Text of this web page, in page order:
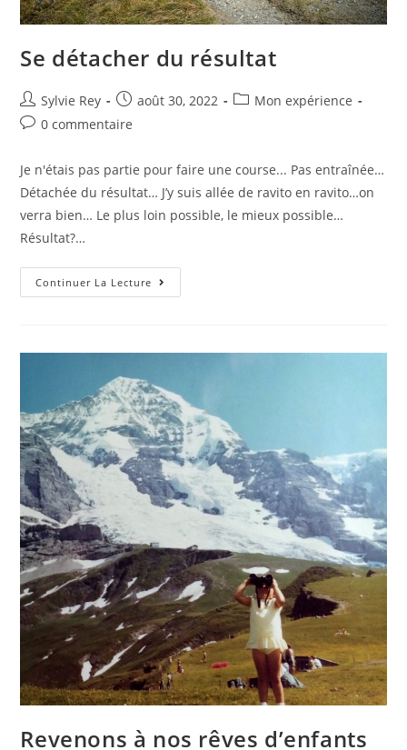
Se détacher du résultat
Sylvie Rey août 30, 2022
Mon expérience
0 commentaire
Je n'étais pas partie pour faire une course... Pas entraînée…
Détachée du résultat… J’y suis allée de ravito en ravito…on
verra bien… Le plus loin possible, le mieux possible…
Résultat?…
Continuer La Lecture
Revenons à nos rêves d’enfants